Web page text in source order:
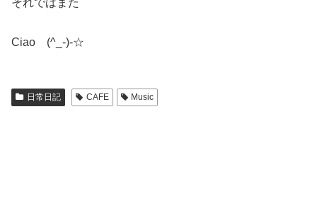
Ciao (^_-)-☆
日常日記 CAFE Music